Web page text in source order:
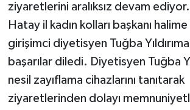
ziyaretlerini aralıksız devam
Hatay il kadın kolları başkanı
girişimci diyetisyen Tuğba Yıldırıma
başarılar diledi. Diyetisyen Tuğba
nesil zayıflama cihazlarını tanıtarak
ziyaretlerinden dolayı